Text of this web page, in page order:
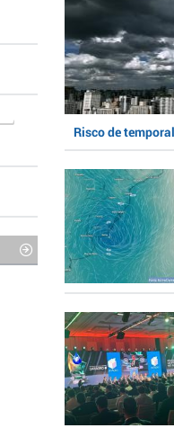
Risco de